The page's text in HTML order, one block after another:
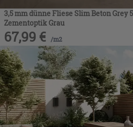
3,5 mm dünne Fliese Slim Beton Grey
Zementoptik Grau
67,99 € /m2